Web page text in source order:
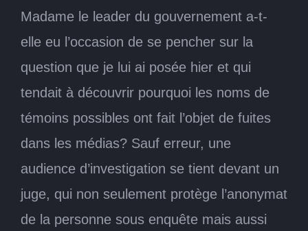
Madame le leader du gouvernement a-t-
elle eu l’occasion de se pencher sur la
question que je lui ai posée hier et qui
tendait à découvrir pourquoi les noms de
témoins possibles ont fait l’objet de fuites
dans les médias? Sauf erreur, une
audience d’investigation se tient devant un
juge, qui non seulement protège l’anonymat
de la personne sous enquête mais aussi